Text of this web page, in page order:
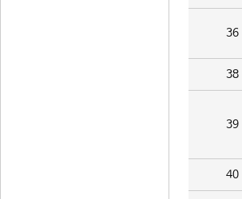
36
38
39
40